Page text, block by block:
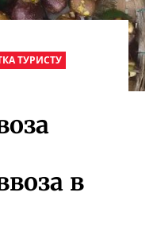
ТУРИСТУ
в